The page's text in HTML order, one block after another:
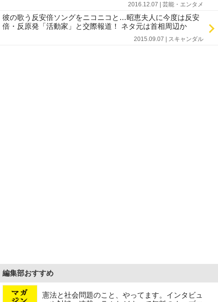
2016.12.07 | 芸能・エンタメ
彼の歌う反安倍ソングをニコニコと…昭恵夫人に今度は反安
倍・反原発「活動家」と交際報道！ ネタ元は首相周辺か
2015.09.07 | スキャンダル
編集部おすすめ
憲法と社会問題のこと、やってます。インタビュ